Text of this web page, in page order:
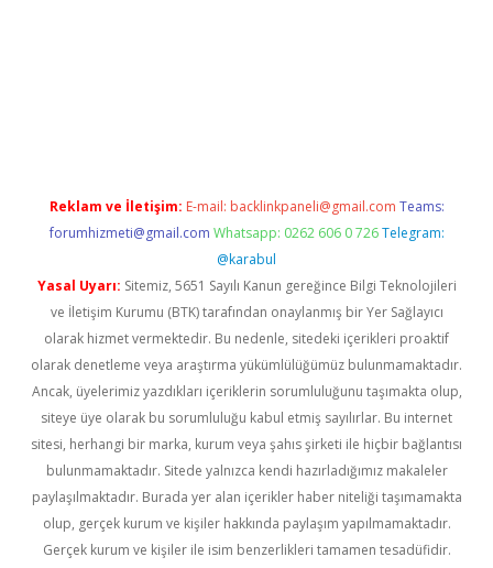
Reklam ve İletişim: E-mail: backlinkpaneli@gmail.com Teams:
forumhizmeti@gmail.com Whatsapp: 0262 606 0 726 Telegram:
@karabul
Yasal Uyarı: Sitemiz, 5651 Sayılı Kanun gereğince Bilgi Teknolojileri
ve İletişim Kurumu (BTK) tarafından onaylanmış bir Yer Sağlayıcı
olarak hizmet vermektedir. Bu nedenle, sitedeki içerikleri proaktif
olarak denetleme veya araştırma yükümlülüğümüz bulunmamaktadır.
Ancak, üyelerimiz yazdıkları içeriklerin sorumluluğunu taşımakta olup,
siteye üye olarak bu sorumluluğu kabul etmiş sayılırlar. Bu internet
sitesi, herhangi bir marka, kurum veya şahıs şirketi ile hiçbir bağlantısı
bulunmamaktadır. Sitede yalnızca kendi hazırladığımız makaleler
paylaşılmaktadır. Burada yer alan içerikler haber niteliği taşımamakta
olup, gerçek kurum ve kişiler hakkında paylaşım yapılmamaktadır.
Gerçek kurum ve kişiler ile isim benzerlikleri tamamen tesadüfidir.